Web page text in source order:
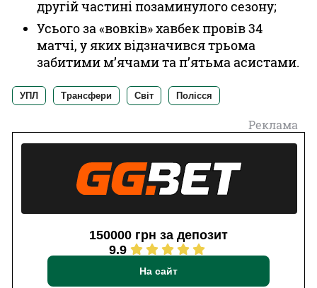
другій частині позаминулого сезону;
Усього за «вовків» хавбек провів 34
матчі, у яких відзначився трьома
забитими м’ячами та п’ятьма асистами.
УПЛ Трансфери Світ Полісся
Реклама
150000 грн за депозит
9.9
На сайт